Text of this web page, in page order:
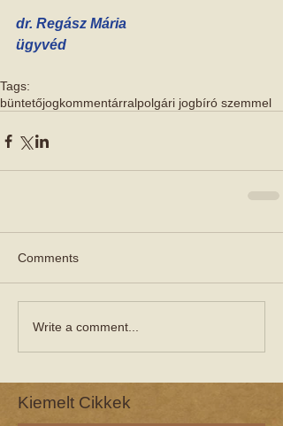
dr. Regász Mária
ügyvéd
Tags:
büntetőjogkommentárralpolgári jogbíró szemmel
Comments
Write a comment...
Kiemelt Cikkek